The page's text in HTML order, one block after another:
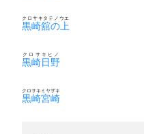
黒崎舘の上
クロサキタテノウエ
黒崎日野
クロサキヒノ
黒崎宮崎
クロサキミヤザキ